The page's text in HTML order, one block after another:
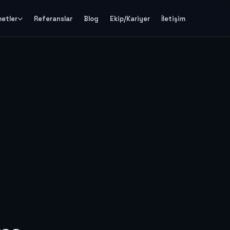
Referanslar Blog Ekip/Kariyer İletişim